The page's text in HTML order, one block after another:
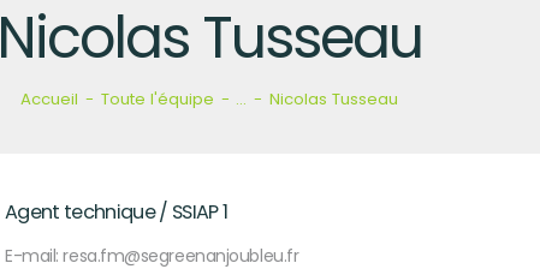
Nicolas Tusseau
Accueil Toute l'équipe ... Nicolas Tusseau
&
Agent technique / SSIAP 1
E-mail:resa.fm@segreenanjoubleu.fr